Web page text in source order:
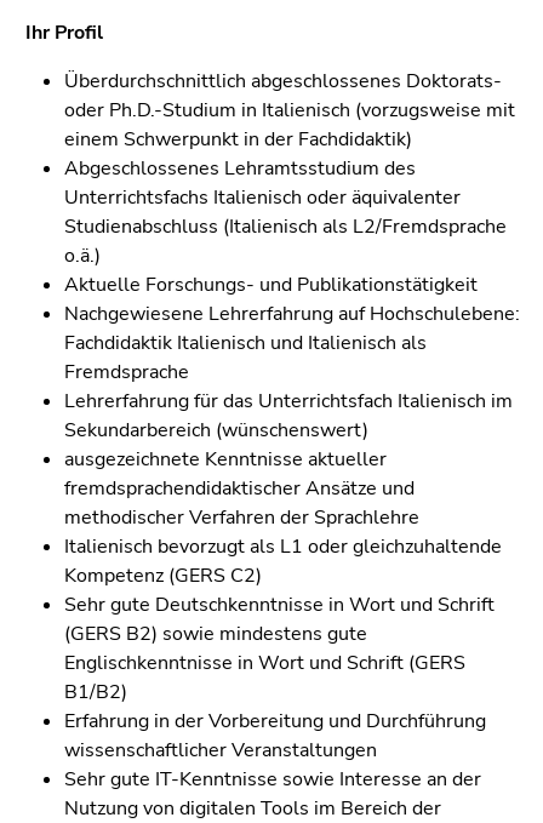
Ihr Profil
Überdurchschnittlich abgeschlossenes Doktorats-
oder Ph.D.-Studium in Italienisch (vorzugsweise mit
einem Schwerpunkt in der Fachdidaktik)
Abgeschlossenes Lehramtsstudium des
Unterrichtsfachs Italienisch oder äquivalenter
Studienabschluss (Italienisch als L2/Fremdsprache
o.ä.)
Aktuelle Forschungs- und Publikationstätigkeit
Nachgewiesene Lehrerfahrung auf Hochschulebene:
Fachdidaktik Italienisch und Italienisch als
Fremdsprache
Lehrerfahrung für das Unterrichtsfach Italienisch im
Sekundarbereich (wünschenswert)
ausgezeichnete Kenntnisse aktueller
fremdsprachendidaktischer Ansätze und
methodischer Verfahren der Sprachlehre
Italienisch bevorzugt als L1 oder gleichzuhaltende
Kompetenz (GERS C2)
Sehr gute Deutschkenntnisse in Wort und Schrift
(GERS B2) sowie mindestens gute
Englischkenntnisse in Wort und Schrift (GERS
B1/B2)
Erfahrung in der Vorbereitung und Durchführung
wissenschaftlicher Veranstaltungen
Sehr gute IT-Kenntnisse sowie Interesse an der
Nutzung von digitalen Tools im Bereich der